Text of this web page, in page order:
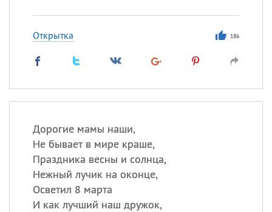
Открытка 186
Дорогие мамы наши,
Не бывает в мире краше,
Праздника весны и солнца,
Нежный лучик на оконце,
Осветил 8 марта
И как лучший наш дружок,